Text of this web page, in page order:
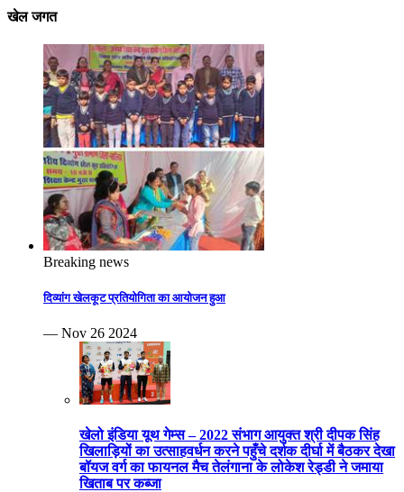
खेल जगत
Breaking news
दिव्यांग खेलकूट प्रतियोगिता का आयोजन हुआ
— Nov 26 2024
खेलो इंडिया यूथ गेम्स – 2022 संभाग आयुक्त श्री दीपक सिंह
खिलाड़ियों का उत्साहवर्धन करने पहुँचे दर्शक दीर्घा में बैठकर देखा
बॉयज वर्ग का फायनल मैच तेलंगाना के लोकेश रेड्डी ने जमाया
खिताब पर कब्जा